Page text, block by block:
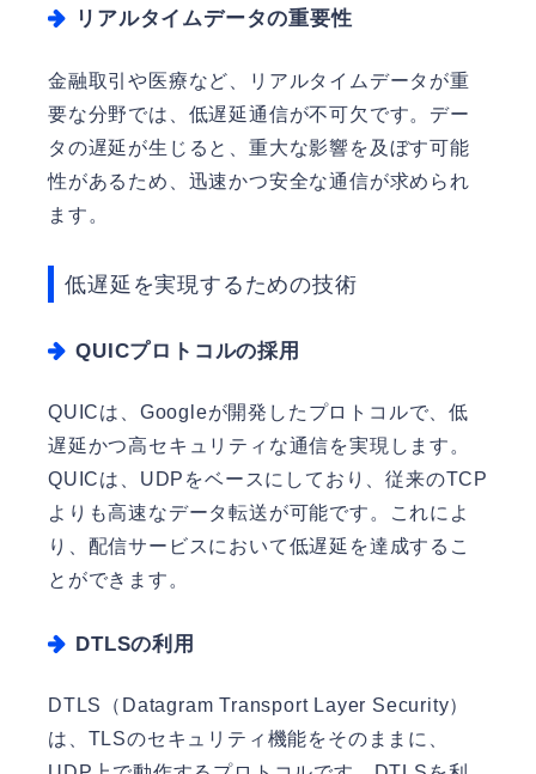
リアルタイムデータの重要性
金融取引や医療など、リアルタイムデータが重
要な分野では、低遅延通信が不可欠です。デー
タの遅延が生じると、重大な影響を及ぼす可能
性があるため、迅速かつ安全な通信が求められ
ます。
低遅延を実現するための技術
QUICプロトコルの採用
QUICは、Googleが開発したプロトコルで、低
遅延かつ高セキュリティな通信を実現します。
QUICは、UDPをベースにしており、従来のTCP
よりも高速なデータ転送が可能です。これによ
り、配信サービスにおいて低遅延を達成するこ
とができます。
DTLSの利用
DTLS（Datagram Transport Layer Security）
は、TLSのセキュリティ機能をそのままに、